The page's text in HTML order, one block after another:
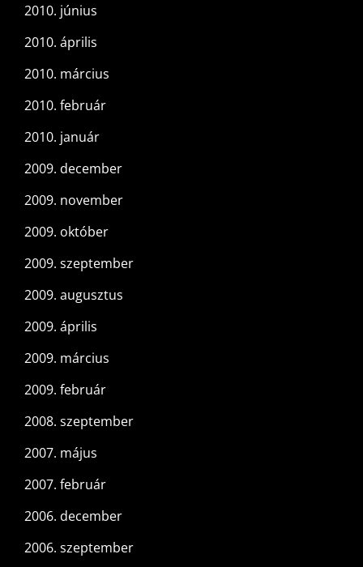
2010. június
2010. április
2010. március
2010. február
2010. január
2009. december
2009. november
2009. október
2009. szeptember
2009. augusztus
2009. április
2009. március
2009. február
2008. szeptember
2007. május
2007. február
2006. december
2006. szeptember